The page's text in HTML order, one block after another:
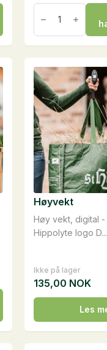
HorseClay
Calming,
sampak
antall
Ikke på lager
Høy vekt, digital -
Hippolyte logo D...
Høyvekt
135,00 NOK
Les